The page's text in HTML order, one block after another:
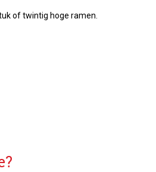
of twintig hoge ramen.